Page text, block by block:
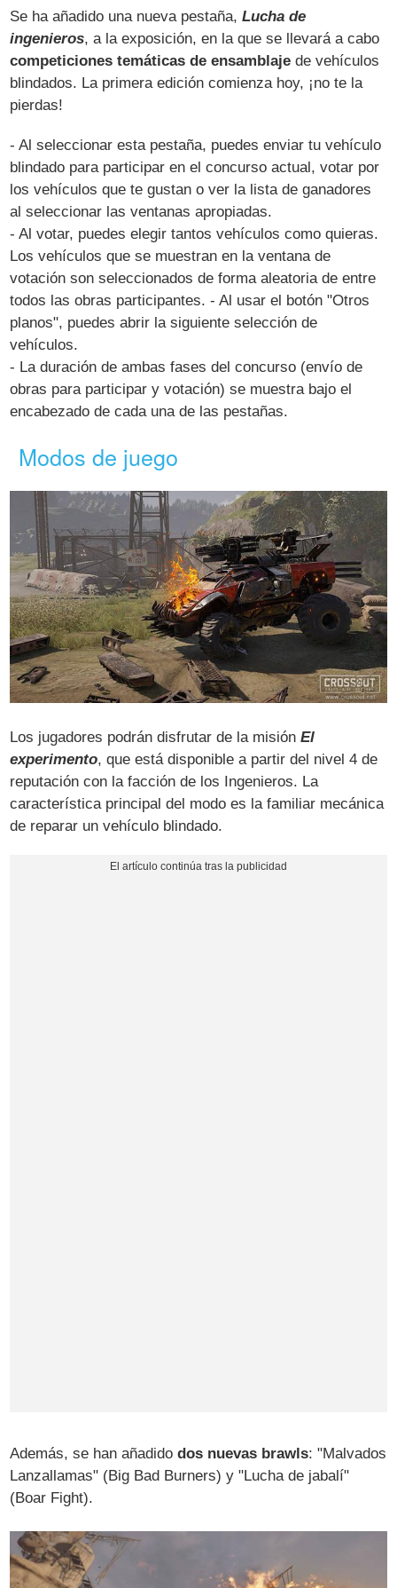
Se ha añadido una nueva pestaña,Lucha de
ingenieros, a la exposición, en la que se llevará a cabo
competiciones temáticas de ensamblaje de vehículos
blindados. La primera edición comienza hoy, ¡no te la
pierdas!
- Al seleccionar esta pestaña, puedes enviar tu vehículo
blindado para participar en el concurso actual, votar por
los vehículos que te gustan o ver la lista de ganadores
al seleccionar las ventanas apropiadas.
- Al votar, puedes elegir tantos vehículos como quieras.
Los vehículos que se muestran en la ventana de
votación son seleccionados de forma aleatoria de entre
todos las obras participantes. - Al usar el botón "Otros
planos", puedes abrir la siguiente selección de
vehículos.
- La duración de ambas fases del concurso (envío de
obras para participar y votación) se muestra bajo el
encabezado de cada una de las pestañas.
Modos de juego
Los jugadores podrán disfrutar de la misiónEl
experimento, que está disponible a partir del nivel 4 de
reputación con la facción de los Ingenieros. La
característica principal del modo es la familiar mecánica
de reparar un vehículo blindado.
Además, se han añadidodos nuevas brawls: "Malvados
Lanzallamas" (Big Bad Burners) y "Lucha de jabalí"
(Boar Fight).